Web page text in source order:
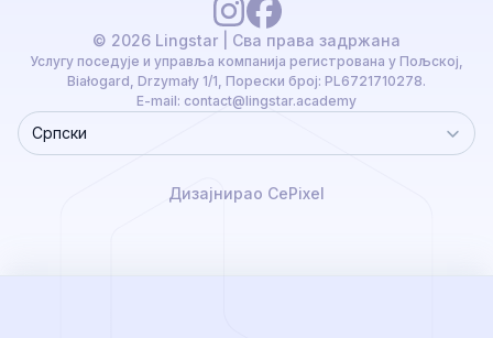
© 2026 Lingstar | Сва права задржана
Услугу поседује и управља компанија регистрована у Пољској,
Białogard, Drzymały 1/1, Порески број: PL6721710278.
E-mail: contact@lingstar.academy
Language
Српски
Дизајнирао CePixel